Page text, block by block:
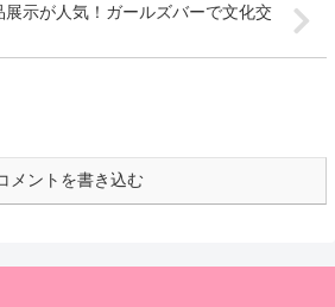
示が人気！ガールズバーで文化交
メントを書き込む